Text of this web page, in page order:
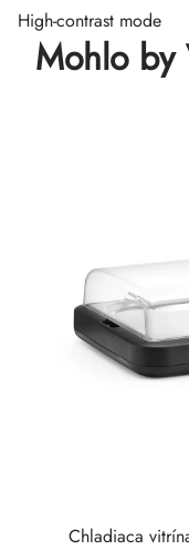
High-contrast mode
Mohlo by
Chladiaca